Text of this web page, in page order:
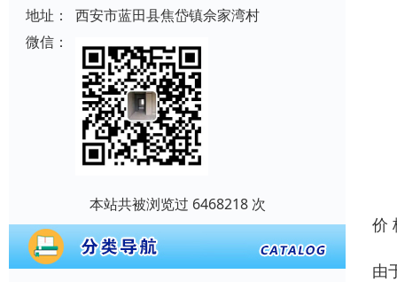
地址：
西安市蓝田县焦岱镇佘家湾村
微信：
本站共被浏览过 6468218 次
价
由